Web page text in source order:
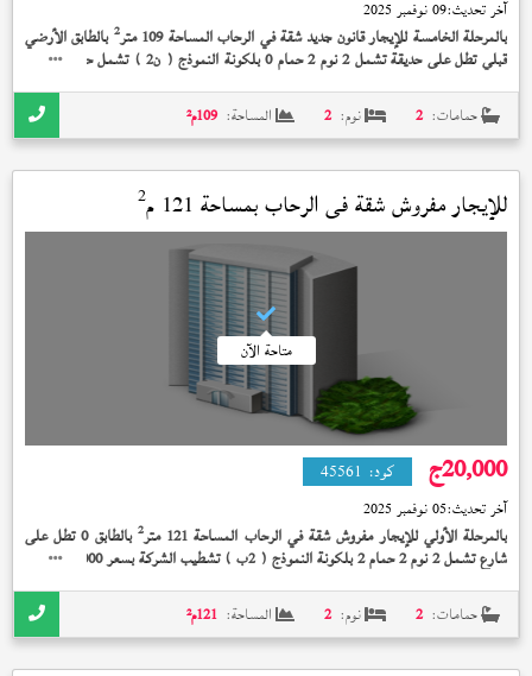
آخر تحديث:09 نوفمبر 2025
بالمرحلة الخامسة للإيجار قانون جديد شقة في الرحاب المساحة 109 متر 2 بالطابق الأرضي
قبلي تطل على حديقة تشمل 2 نوم 2 حمام 0 بلكونة النموذج ( ن2 ) تشمل حديقة خاصة
حمامات: 2 نوم: 2 المساحة: 109م²
للإيجار مفروش شقة فيالرحاببمساحة 121 م 2
متاحة الآن
20,000ج كود: 45561
آخر تحديث:05 نوفمبر 2025
بالمرحلة الأولي للإيجار مفروش شقة في الرحاب المساحة 121 متر 2 بالطابق 0 تطل على
شارع تشمل 2 نوم 2 حمام 2 بلكونة النموذج ( 2ب ) تشطيب الشركة بسعر 20,000 جنيه
حمامات: 2 نوم: 2 المساحة: 121م²